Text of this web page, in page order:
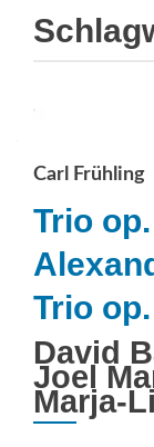
Carl Frühling
Trio
Trio
David
Joel
Marja-